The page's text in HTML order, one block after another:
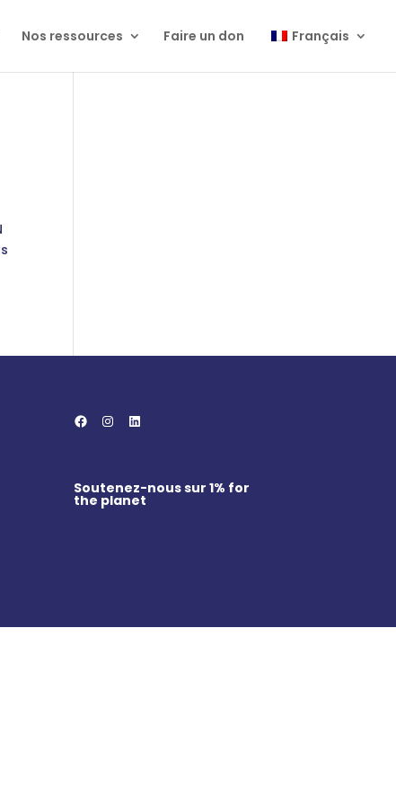
Nos ressources Faire un don Français
Facebook Instagram LinkedIn
Soutenez-nous sur 1% for
the planet